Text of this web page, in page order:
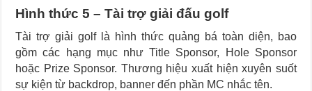
Hình thức 5 – Tài trợ giải đấu golf
Tài trợ giải golf là hình thức quảng bá toàn diện, bao
gồm các hạng mục như Title Sponsor, Hole Sponsor
hoặc Prize Sponsor. Thương hiệu xuất hiện xuyên suốt
sự kiện từ backdrop, banner đến phần MC nhắc tên.